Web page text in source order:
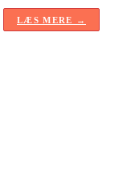
LÆS MERE →